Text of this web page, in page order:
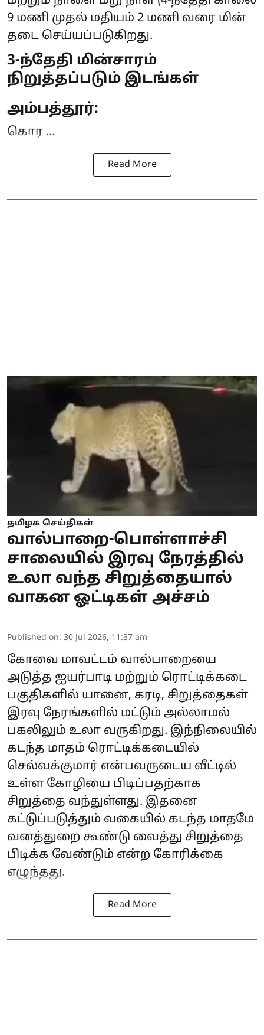
9 மணி முதல் மதியம் 2 மணி வரை மின்
தடை செய்யப்படுகிறது.
3-ந்தேதி மின்சாரம்
நிறுத்தப்படும் இடங்கள்
அம்பத்தூர்:
கொர ...
Read More
தமிழக செய்திகள்
வால்பாறை-பொள்ளாச்சி
சாலையில் இரவு நேரத்தில்
உலா வந்த சிறுத்தையால்
வாகன ஓட்டிகள் அச்சம்
Published on: 30 Jul 2026, 11:37 am
கோவை மாவட்டம் வால்பாறையை
அடுத்த ஐயர்பாடி மற்றும் ரொட்டிக்கடை
பகுதிகளில் யானை, கரடி, சிறுத்தைகள்
இரவு நேரங்களில் மட்டும் அல்லாமல்
பகலிலும் உலா வருகிறது. இந்நிலையில்
கடந்த மாதம் ரொட்டிக்கடையில்
செல்வக்குமார் என்பவருடைய வீட்டில்
உள்ள கோழியை பிடிப்பதற்காக
சிறுத்தை வந்துள்ளது. இதனை
கட்டுப்படுத்தும் வகையில் கடந்த மாதமே
வனத்துறை கூண்டு வைத்து சிறுத்தை
பிடிக்க வேண்டும் என்ற கோரிக்கை
எழுந்தது.
Read More